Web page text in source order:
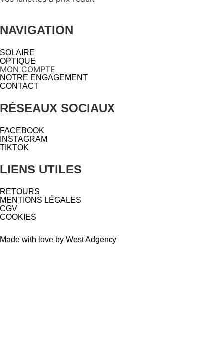
NAVIGATION
SOLAIRE
OPTIQUE
MON COMPTE
NOTRE ENGAGEMENT
CONTACT
RÉSEAUX SOCIAUX
FACEBOOK
INSTAGRAM
TIKTOK
LIENS UTILES
RETOURS
MENTIONS LÉGALES
CGV
COOKIES
Made with love by West Adgency